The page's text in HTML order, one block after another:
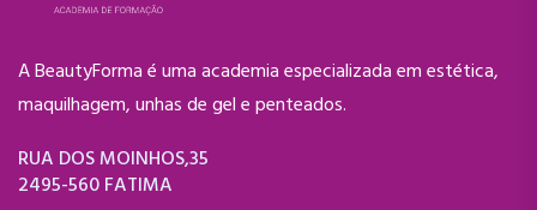
A BeautyForma é uma academia especializada em estética,
maquilhagem, unhas de gel e penteados.
RUA DOS MOINHOS,35
2495-560 FATIMA